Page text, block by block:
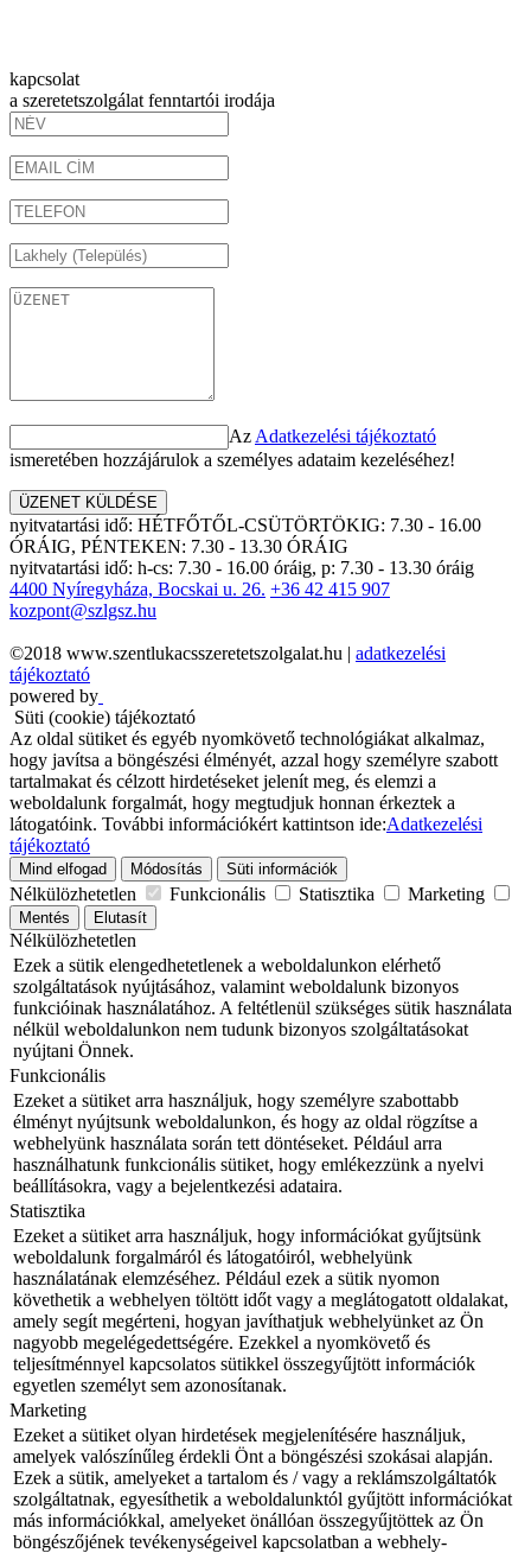
kapcsolat
a szeretetszolgálat fenntartói irodája
Az Adatkezelési tájékoztató
ismeretében hozzájárulok a személyes adataim kezeléséhez!
ÜZENET KÜLDÉSE
nyitvatartási idő: HÉTFŐTŐL-CSÜTÖRTÖKIG: 7.30 - 16.00
ÓRÁIG, PÉNTEKEN: 7.30 - 13.30 ÓRÁIG
nyitvatartási idő: h-cs: 7.30 - 16.00 óráig, p: 7.30 - 13.30 óráig
4400 Nyíregyháza, Bocskai u. 26. +36 42 415 907
kozpont@szlgsz.hu
©2018 www.szentlukacsszeretetszolgalat.hu | adatkezelési
tájékoztató
powered by
Süti (cookie) tájékoztató
Az oldal sütiket és egyéb nyomkövető technológiákat alkalmaz,
hogy javítsa a böngészési élményét, azzal hogy személyre szabott
tartalmakat és célzott hirdetéseket jelenít meg, és elemzi a
weboldalunk forgalmát, hogy megtudjuk honnan érkeztek a
látogatóink. További információkért kattintson ide:Adatkezelési
tájékoztató
Mind elfogad Módosítás Süti információk
Nélkülözhetetlen Funkcionális Statisztika Marketing
Mentés Elutasít
Nélkülözhetetlen
Ezek a sütik elengedhetetlenek a weboldalunkon elérhető
szolgáltatások nyújtásához, valamint weboldalunk bizonyos
funkcióinak használatához. A feltétlenül szükséges sütik használata
nélkül weboldalunkon nem tudunk bizonyos szolgáltatásokat
nyújtani Önnek.
Funkcionális
Ezeket a sütiket arra használjuk, hogy személyre szabottabb
élményt nyújtsunk weboldalunkon, és hogy az oldal rögzítse a
webhelyünk használata során tett döntéseket. Például arra
használhatunk funkcionális sütiket, hogy emlékezzünk a nyelvi
beállításokra, vagy a bejelentkezési adataira.
Statisztika
Ezeket a sütiket arra használjuk, hogy információkat gyűjtsünk
weboldalunk forgalmáról és látogatóiról, webhelyünk
használatának elemzéséhez. Például ezek a sütik nyomon
követhetik a webhelyen töltött időt vagy a meglátogatott oldalakat,
amely segít megérteni, hogyan javíthatjuk webhelyünket az Ön
nagyobb megelégedettségére. Ezekkel a nyomkövető és
teljesítménnyel kapcsolatos sütikkel összegyűjtött információk
egyetlen személyt sem azonosítanak.
Marketing
Ezeket a sütiket olyan hirdetések megjelenítésére használjuk,
amelyek valószínűleg érdekli Önt a böngészési szokásai alapján.
Ezek a sütik, amelyeket a tartalom és / vagy a reklámszolgáltatók
szolgáltatnak, egyesíthetik a weboldalunktól gyűjtött információkat
más információkkal, amelyeket önállóan összegyűjtöttek az Ön
böngészőjének tevékenységeivel kapcsolatban a webhely-